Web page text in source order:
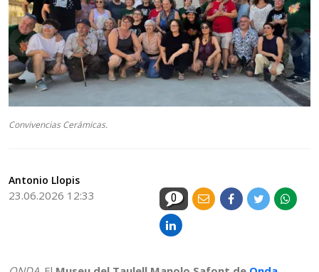
Convivencias Cerámicas.
Antonio Llopis
23.06.2026 12:33 0